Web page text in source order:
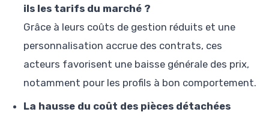
ils les tarifs du marché ?
Grâce à leurs coûts de gestion réduits et une
personnalisation accrue des contrats, ces
acteurs favorisent une baisse générale des prix,
notamment pour les profils à bon comportement.
La hausse du coût des pièces détachées